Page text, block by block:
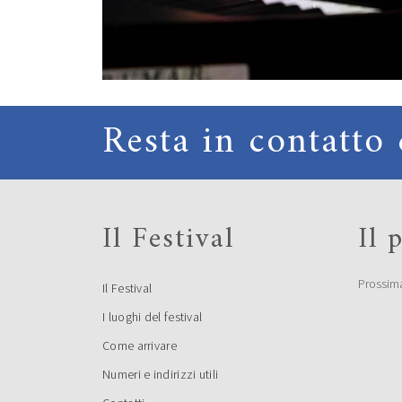
Resta in
Il Festival
Il Festival
I luoghi del festival
Come arrivare
Numeri e indirizzi utili
Il